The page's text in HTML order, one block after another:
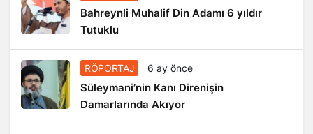
Bahreynli Muhalif Din Adamı 6 yıldır
Tutuklu
RÖPORTAJ 6 ay önce
Süleymani’nin Kanı Direnişin
Damarlarında Akıyor